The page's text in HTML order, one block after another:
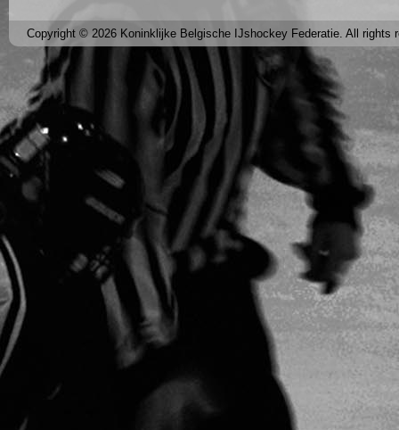
Copyright © 2026 Koninklijke Belgische IJshockey Federatie. All rights